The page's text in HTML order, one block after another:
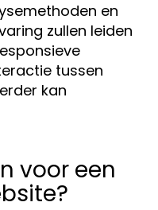
en
zullen leiden
tussen
kan
voor een